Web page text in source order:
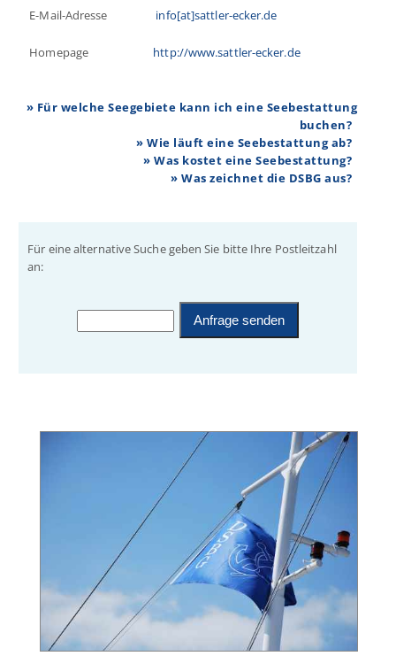
E-Mail-Adresse info[at]sattler-ecker.de
Homepage http://www.sattler-ecker.de
» Für welche Seegebiete kann ich eine Seebestattung
buchen?
» Wie läuft eine Seebestattung ab?
» Was kostet eine Seebestattung?
» Was zeichnet die DSBG aus?
Für eine alternative Suche geben Sie bitte Ihre Postleitzahl
an: